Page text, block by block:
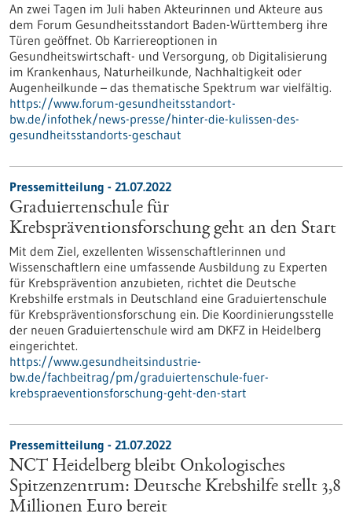
An zwei Tagen im Juli haben Akteurinnen und Akteure aus
dem Forum Gesundheitsstandort Baden-Württemberg ihre
Türen geöffnet. Ob Karriereoptionen in
Gesundheitswirtschaft- und Versorgung, ob Digitalisierung
im Krankenhaus, Naturheilkunde, Nachhaltigkeit oder
Augenheilkunde – das thematische Spektrum war vielfältig.
https://www.forum-gesundheitsstandort-
bw.de/infothek/news-presse/hinter-die-kulissen-des-
gesundheitsstandorts-geschaut
Pressemitteilung - 21.07.2022
Graduiertenschule für
Krebspräventionsforschung geht an den Start
Mit dem Ziel, exzellenten Wissenschaftlerinnen und
Wissenschaftlern eine umfassende Ausbildung zu Experten
für Krebsprävention anzubieten, richtet die Deutsche
Krebshilfe erstmals in Deutschland eine Graduiertenschule
für Krebspräventionsforschung ein. Die Koordinierungsstelle
der neuen Graduiertenschule wird am DKFZ in Heidelberg
eingerichtet.
https://www.gesundheitsindustrie-
bw.de/fachbeitrag/pm/graduiertenschule-fuer-
krebspraeventionsforschung-geht-den-start
Pressemitteilung - 21.07.2022
NCT Heidelberg bleibt Onkologisches
Spitzenzentrum: Deutsche Krebshilfe stellt 3,8
Millionen Euro bereit